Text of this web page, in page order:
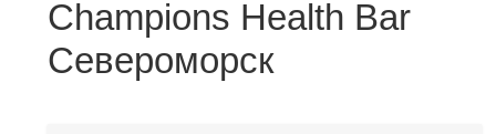
Champions Health Bar
Североморск